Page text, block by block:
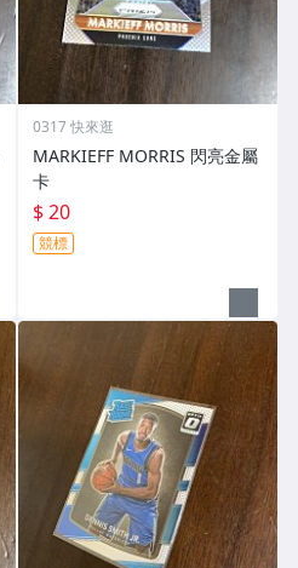
0317 快來逛
MARKIEFF MORRIS 閃亮金屬
卡
$ 20
競標